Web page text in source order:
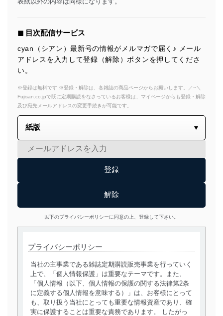
◼︎ 目次配信サービス
cyan（シアン）最新号の情報がメルマガで届く♪ メール
アドレスを入力して登録（解除）ボタンを押してくださ
い。
※登録は無料です ※登録・解除は、各雑誌の商品ページからお願いします。／~＼
Fujisan.co.jpで既に定期購読をなさっているお客様は、マイページからも登録・解除
及び宛先メールアドレスの変更手続きが可能です。
以下のプライバシーポリシーに同意の上、登録して下さい。
プライバシーポリシー
当社の主事業である雑誌定期購読販売事業を行っていく
上で、「個人情報保護」は重要なテーマです。また、
「個人情報（以下、個人情報の保護の関する法律第2条
に定義する個人情報を意味する）」は、お客様にとって
も、取り扱う当社にとっても重要な情報資産であり、確
実に保護することは重要な責務であります。 したがっ